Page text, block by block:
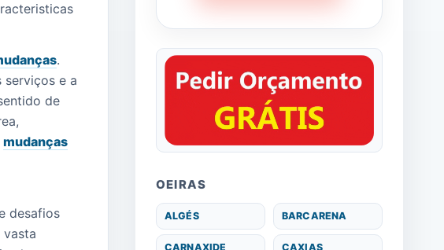
.
serviços e a
de
mudanças
desafios
vasta
OEIRAS
ALGÉS BARCARENA
CARNAXIDE CAXIAS